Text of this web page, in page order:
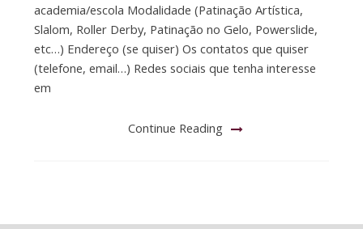
academia/escola Modalidade (Patinação Artística,
Slalom, Roller Derby, Patinação no Gelo, Powerslide,
etc…) Endereço (se quiser) Os contatos que quiser
(telefone, email…) Redes sociais que tenha interesse
em
Continue Reading